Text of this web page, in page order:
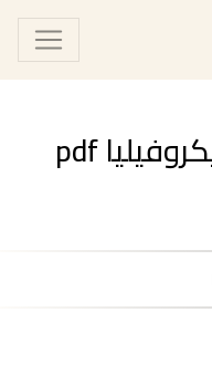
تحميل وقراءة رواية نيكروفيليا pdf